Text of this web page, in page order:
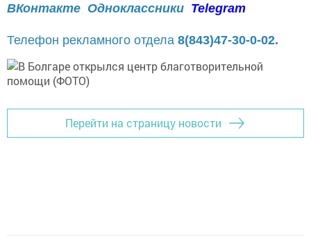
ВКонтакте Одноклассники Telegram
Телефон рекламного отдела 8(843)47-30-0-02.
Перейти на страницу новости